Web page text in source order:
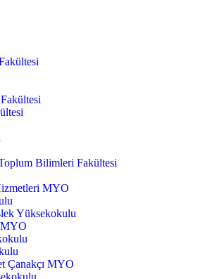
Bilimleri Fakültesi
MYO
Yüksekokulu
MYO
Çanakçı MYO